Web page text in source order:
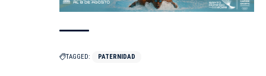
TAGGED: PATERNIDAD